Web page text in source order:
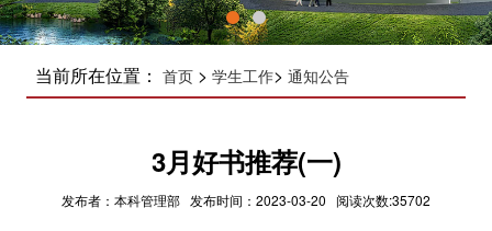
当前所在位置： 首页> 学生工作> 通知公告
3月好书推荐(一)
发布者：本科管理部 发布时间：2023-03-20 阅读次数:35702